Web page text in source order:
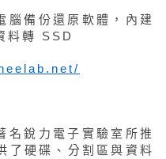
備份還原軟體，內建
料轉 SSD
銳力電子實驗室所推
了硬碟、分割區與資料